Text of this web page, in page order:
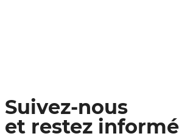
Suivez-nous
et restez informé